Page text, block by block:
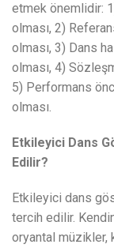
etmek önemlidir:
olması, 2)
olması, 3) Dans
olması, 4)
5) Performans
olması.
Etkileyici Dans
Edilir?
Etkileyici dans
tercih edilir.
oryantal müzikler,